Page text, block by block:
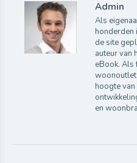
Admin
Als
honderden
de site
auteur van
eBook. Als
woonoutlet
hoogte
en